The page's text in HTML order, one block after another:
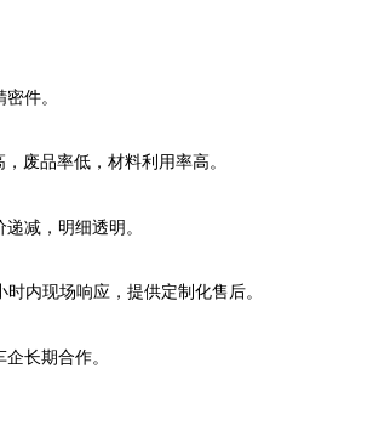
件。
废品率低，材料利用率高。
减，明细透明。
内现场响应，提供定制化售后。
长期合作。